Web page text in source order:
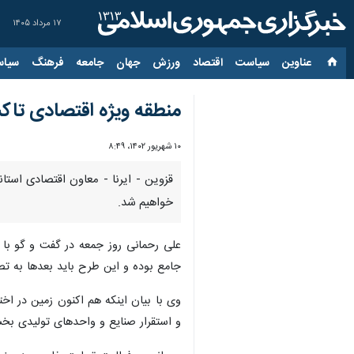
۱۷ مرداد ۱۴۰۵
عناوین‌ سیاست اقتصاد ورزش جهان جامعه فرهنگ
منطقه ویژه اقتصادی
۱۰ شهریور ۱۴۰۲، ۸:۴۹